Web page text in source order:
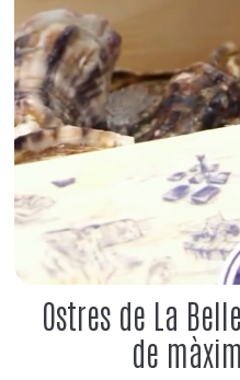
Ostres de La
de